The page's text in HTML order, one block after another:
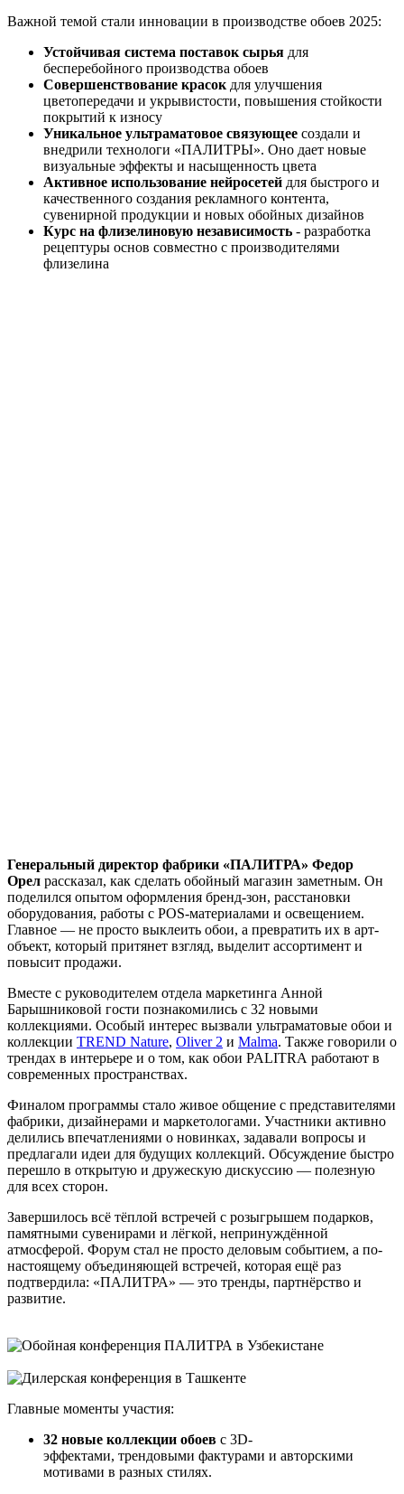
Важной темой стали инновации в производстве обоев 2025:
Устойчивая система поставок сырья для
бесперебойного производства обоев
Совершенствование красок для улучшения
цветопередачи и укрывистости, повышения стойкости
покрытий к износу
Уникальное ультраматовое связующее создали и
внедрили технологи «ПАЛИТРЫ». Оно дает новые
визуальные эффекты и насыщенность цвета
Активное использование нейросетей для быстрого и
качественного создания рекламного контента,
сувенирной продукции и новых обойных дизайнов
Курс на флизелиновую независимость - разработка
рецептуры основ совместно с производителями
флизелина
Генеральный директор фабрики «ПАЛИТРА» Федор
Орел рассказал, как сделать обойный магазин заметным. Он
поделился опытом оформления бренд-зон, расстановки
оборудования, работы с POS-материалами и освещением.
Главное — не просто выклеить обои, а превратить их в арт-
объект, который притянет взгляд, выделит ассортимент и
повысит продажи.
Вместе с руководителем отдела маркетинга Анной
Барышниковой гости познакомились с 32 новыми
коллекциями. Особый интерес вызвали ультраматовые обои и
коллекции TREND Nature, Oliver 2 и Malma. Также говорили о
трендах в интерьере и о том, как обои PALITRA работают в
современных пространствах.
Финалом программы стало живое общение с представителями
фабрики, дизайнерами и маркетологами. Участники активно
делились впечатлениями о новинках, задавали вопросы и
предлагали идеи для будущих коллекций. Обсуждение быстро
перешло в открытую и дружескую дискуссию — полезную
для всех сторон.
Завершилось всё тёплой встречей с розыгрышем подарков,
памятными сувенирами и лёгкой, непринуждённой
атмосферой. Форум стал не просто деловым событием, а по-
настоящему объединяющей встречей, которая ещё раз
подтвердила: «ПАЛИТРА» — это тренды, партнёрство и
развитие.
Главные моменты участия:
32 новые коллекции обоев с 3D-
эффектами, трендовыми фактурами и авторскими
мотивами в разных стилях.